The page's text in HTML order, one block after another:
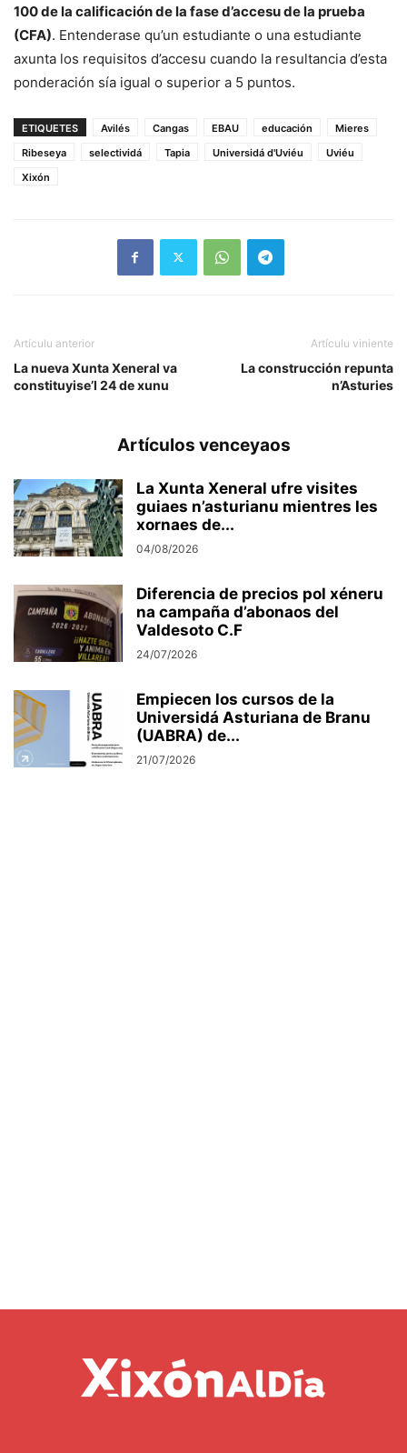
100 de la calificación de la fase d’accesu de la prueba
(CFA). Entenderase qu’un estudiante o una estudiante
axunta los requisitos d’accesu cuando la resultancia d’esta
ponderación sía igual o superior a 5 puntos.
ETIQUETES Avilés Cangas EBAU educación
Mieres
Ribeseya
selectividá Tapia Universidá d'Uviéu
Uviéu
Xixón
Artículu anterior
La nueva Xunta Xeneral va
constituyise’l 24 de xunu
Artículu viniente
La construcción repunta
n’Asturies
Artículos venceyaos
La Xunta Xeneral ufre visites
guiaes n’asturianu mientres les
xornaes de...
04/08/2026
Diferencia de precios pol xéneru
na campaña d’abonaos del
Valdesoto C.F
24/07/2026
Empiecen los cursos de la
Universidá Asturiana de Branu
(UABRA) de...
21/07/2026